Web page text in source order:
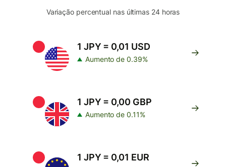
Variação percentual nas últimas 24 horas
1 JPY = 0,01 USD
Aumento de 0.39%
1 JPY = 0,00 GBP
Aumento de 0.11%
1 JPY = 0,01 EUR